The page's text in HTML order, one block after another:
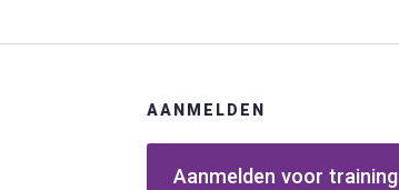
bewustere keuzes
AANMELDEN
Aanmelden voor training